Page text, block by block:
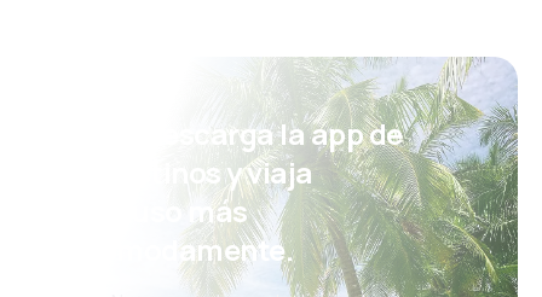
¡Eh! Descarga la app de
eDestinos y viaja
incluso más
cómodamente.